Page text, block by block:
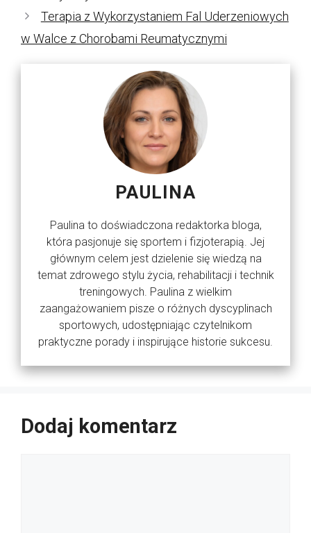
Terapia z Wykorzystaniem Fal Uderzeniowych
w Walce z Chorobami Reumatycznymi
PAULINA
Paulina to doświadczona redaktorka bloga,
która pasjonuje się sportem i fizjoterapią. Jej
głównym celem jest dzielenie się wiedzą na
temat zdrowego stylu życia, rehabilitacji i technik
treningowych. Paulina z wielkim
zaangażowaniem pisze o różnych dyscyplinach
sportowych, udostępniając czytelnikom
praktyczne porady i inspirujące historie sukcesu.
Dodaj komentarz